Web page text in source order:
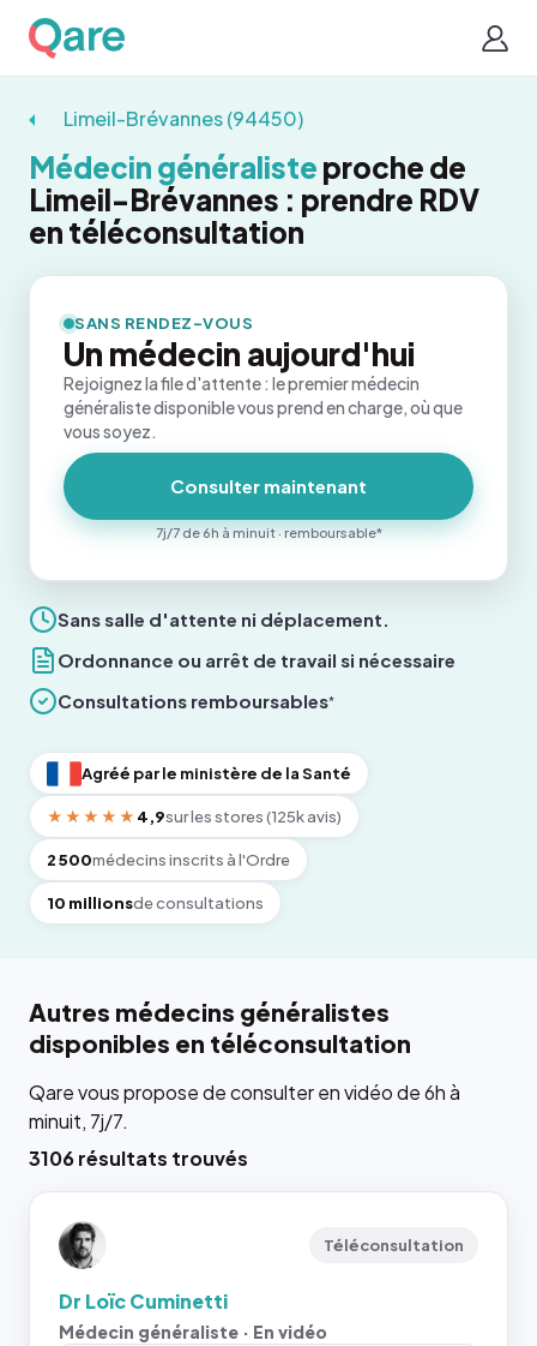
Limeil-Brévannes (94450)
Médecin généraliste proche de
Limeil-Brévannes : prendre RDV
en téléconsultation
Sans salle d'attente ni déplacement.
Ordonnance ou arrêt de travail si nécessaire
Consultations remboursables*
Agréé par le ministère de la Santé
★★★★★ 4,9sur les stores (125k avis)
2 500médecins inscrits à l'Ordre
10 millionsde consultations
SANS RENDEZ-VOUS
Un médecin aujourd'hui
Rejoignez la file d'attente : le premier médecin
généraliste disponible vous prend en charge, où que
vous soyez.
Consulter maintenant
7j/7 de 6h à minuit · remboursable*
Autres médecins généralistes
disponibles en téléconsultation
Qare vous propose de consulter en vidéo de 6h à
minuit, 7j/7.
3106 résultats trouvés
Téléconsultation
Dr Loïc Cuminetti
Médecin généraliste · En vidéo